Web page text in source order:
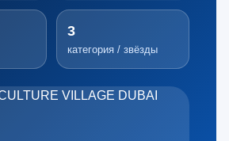
3
категория / звёзды